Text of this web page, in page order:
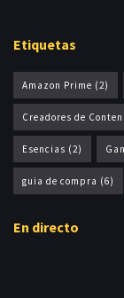
Etiquetas
Amazon Prime (2)
Creadores de
Esencias (2)
guia de compra (6)
En directo